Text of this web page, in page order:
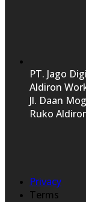
PT. Jago
Aldiron
Jl. Daan
Ruko
Privacy
Terms